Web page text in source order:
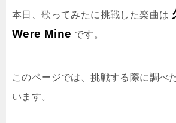
本日、歌ってみたに挑戦した楽曲は
Were Mine です。
このページでは、挑戦する際に調べ
います。